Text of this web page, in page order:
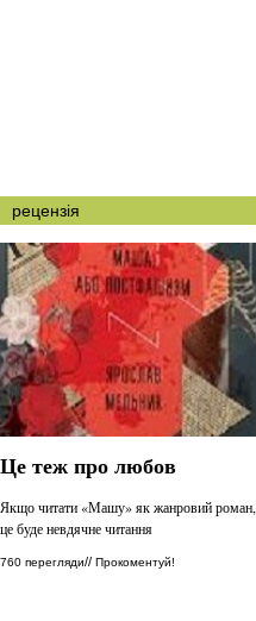
рецензія
Це теж про любов
Якщо читати «Машу» як жанровий роман,
це буде невдячне читання
760 перегляди// Прокоментуй!